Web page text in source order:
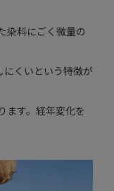
染料にごく微量の
くいという特徴が
ます。経年変化を